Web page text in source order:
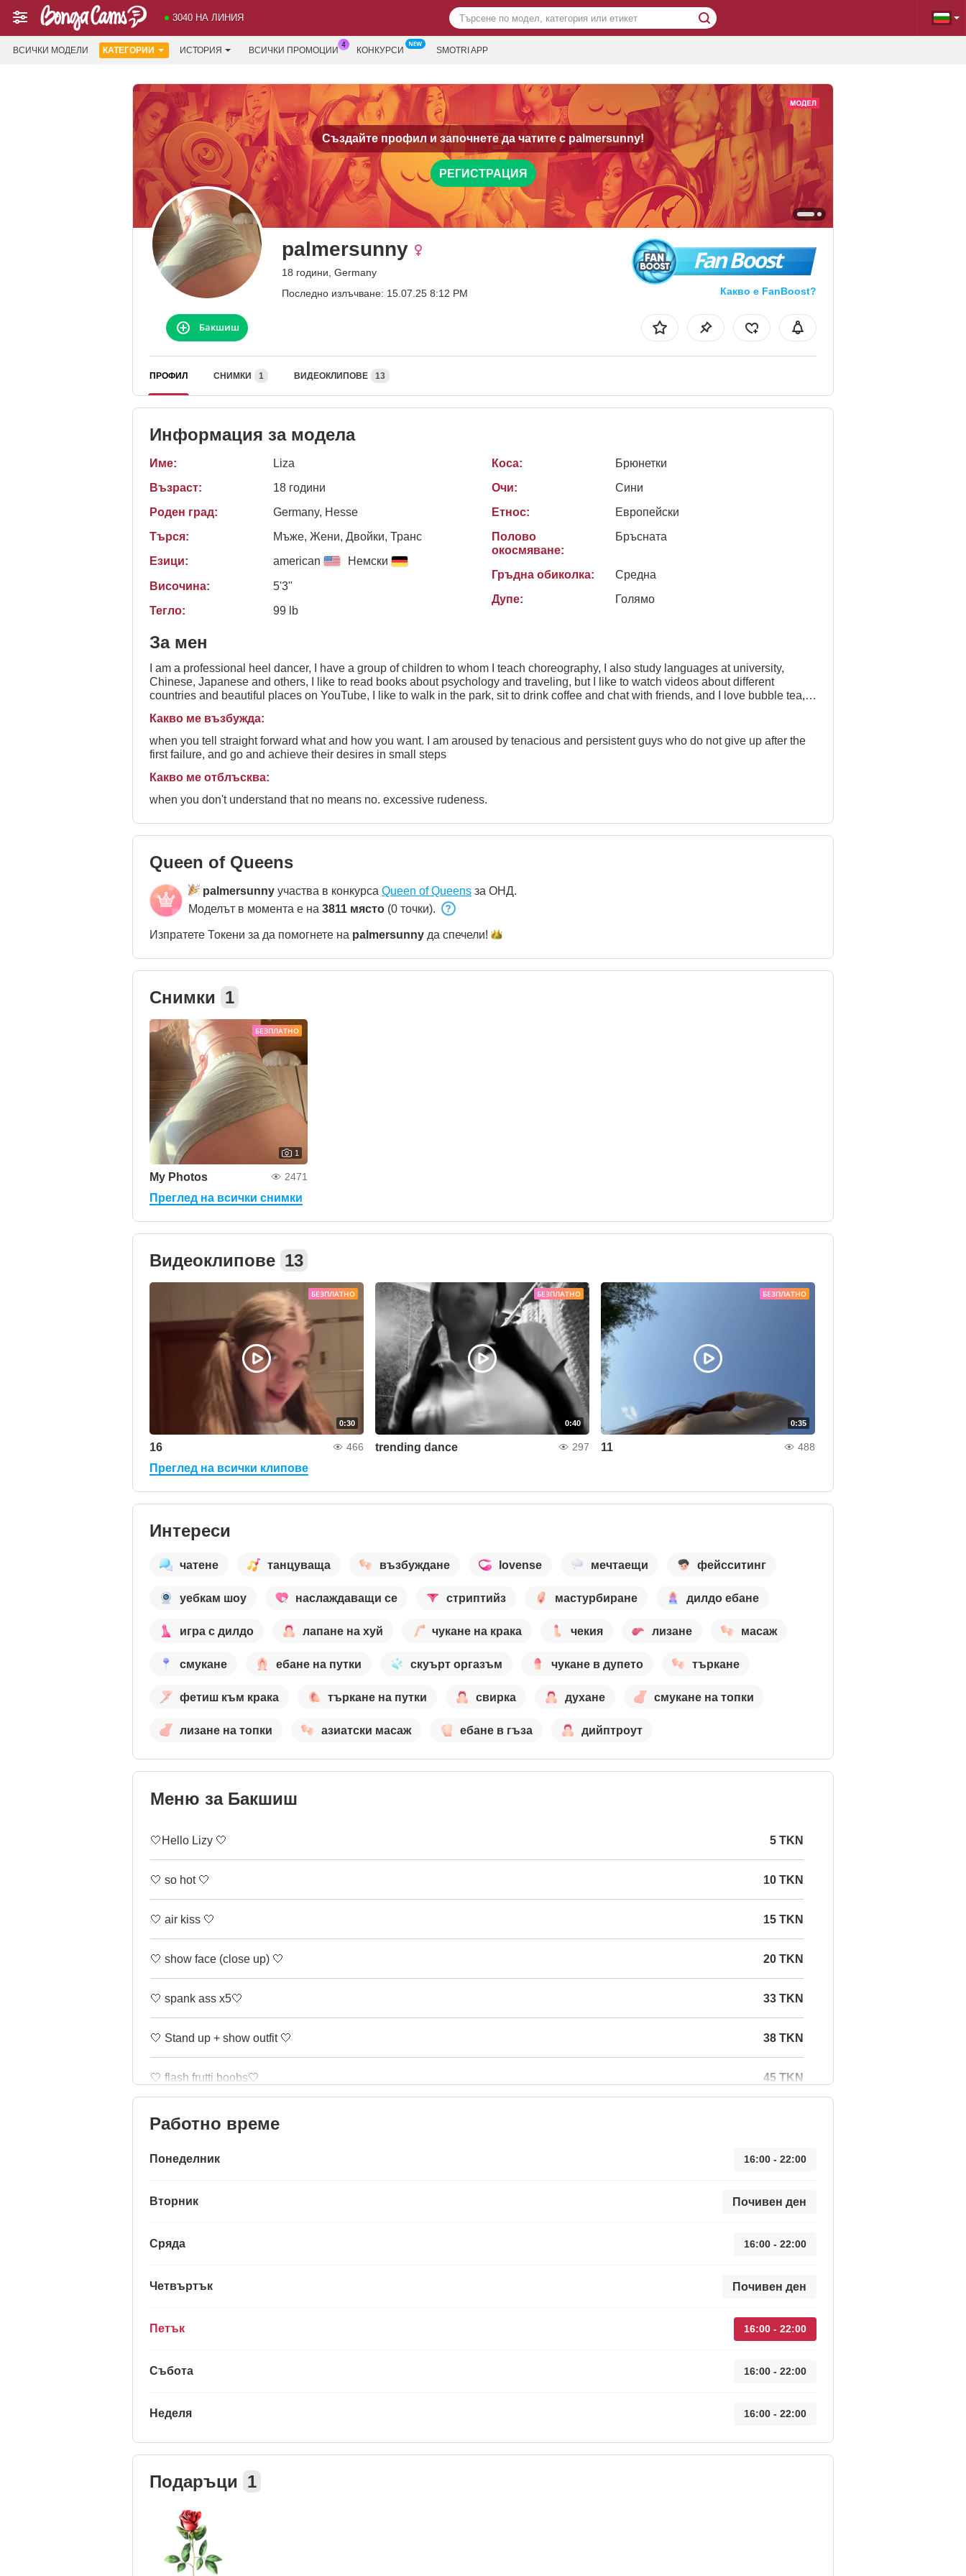
3040 НА ЛИНИЯ
ВСИЧКИ МОДЕЛИ КАТЕГОРИИ ИСТОРИЯ ВСИЧКИ ПРОМОЦИИ КОНКУРСИ SMOTRI APP
Създайте профил и започнете да чатите с palmersunny!
РЕГИСТРАЦИЯ
palmersunny
18 години, Germany
Последно излъчване: 15.07.25 8:12 PM
Fan Boost
Какво е FanBoost?
Бакшиш
ПРОФИЛ СНИМКИ 1 ВИДЕОКЛИПОВЕ 13
Информация за модела
Име:
Liza
Възраст:
18 години
Роден град:
Germany, Hesse
Търся:
Мъже, Жени, Двойки, Транс
Езици:
american Немски
Височина:
5'3"
Тегло:
99 lb
Коса:
Брюнетки
Очи:
Сини
Етнос:
Европейски
Полово
окосмяване:
Бръсната
Гръдна обиколка:
Среднa
Дупе:
Голямо
За мен
I am a professional heel dancer, I have a group of children to whom I teach choreography, I also study languages at university,
Chinese, Japanese and others, I like to read books about psychology and traveling, but I like to watch videos about different
countries and beautiful places on YouTube, I like to walk in the park, sit to drink coffee and chat with friends, and I love bubble tea,
Какво ме възбужда:
when you tell straight forward what and how you want. I am aroused by tenacious and persistent guys who do not give up after the
first failure, and go and achieve their desires in small steps
Какво ме отблъсква:
when you don't understand that no means no. excessive rudeness.
Queen of Queens
palmersunny участва в конкурса Queen of Queens за ОНД.
Моделът в момента е на 3811 място (0 точки).
Изпратете Токени за да помогнете на palmersunny да спечели!
Снимки 1
БЕЗПЛАТНО
1
My Photos 2471
Преглед на всички снимки
Видеоклипове 13
БЕЗПЛАТНО
0:30
16 466
БЕЗПЛАТНО
0:40
trending dance 297
БЕЗПЛАТНО
0:35
11 488
Преглед на всички клипове
Интереси
чатене танцуваща възбуждане lovense мечтаещи фейсситинг
уебкам шоу наслаждаващи се стриптийз мастурбиране дилдо ебане
игра с дилдо лапане на хуй чукане на крака чекия лизане масаж
смукане ебане на путки скуърт оргазъм чукане в дупето търкане
фетиш към крака търкане на путки свирка духане смукане на топки
лизане на топки азиатски масаж ебане в гъза дийптроут
Меню за Бакшиш
🤍Hello Lizy 🤍 5 TKN
🤍 so hot 🤍 10 TKN
🤍 air kiss 🤍 15 TKN
🤍 show face (close up) 🤍 20 TKN
🤍 spank ass x5🤍 33 TKN
🤍 Stand up + show outfit 🤍 38 TKN
🤍 flash frutti boobs🤍 45 TKN
Работно време
Понеделник 16:00 - 22:00
Вторник Почивен ден
Сряда 16:00 - 22:00
Четвъртък Почивен ден
Петък 16:00 - 22:00
Събота 16:00 - 22:00
Неделя 16:00 - 22:00
Подаръци 1